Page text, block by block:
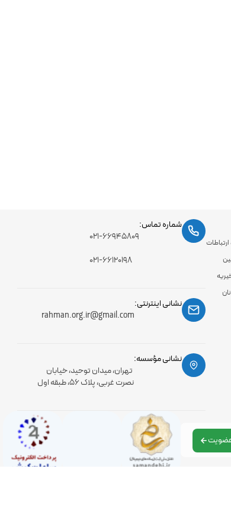
شماره تماس:
۰۲۱-۶۶۹۴۵۸۰۹
۰۲۱-۶۶۱۲۰۱۹۸
نشانی اینترنتی:
rahman.org.ir@gmail.com
نشانی مؤسسه:
تهران، میدان توحید، خیابان
نصرت غربی، پلاک 56، طبقه اول